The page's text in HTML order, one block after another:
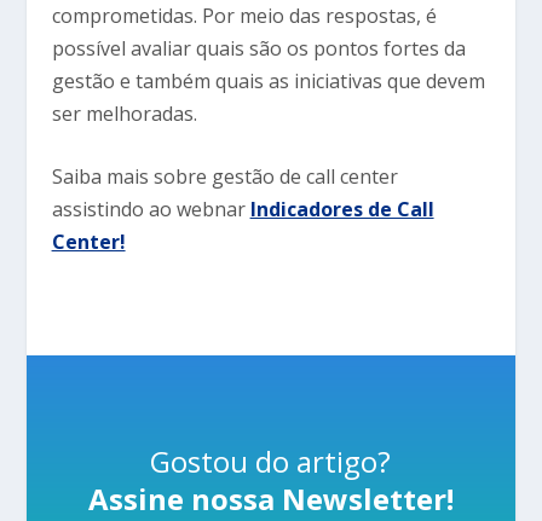
comprometidas. Por meio das respostas, é
possível avaliar quais são os pontos fortes da
gestão e também quais as iniciativas que devem
ser melhoradas.
Saiba mais sobre gestão de call center
assistindo ao webnar Indicadores de Call
Center!
Gostou do artigo?
Assine nossa Newsletter!